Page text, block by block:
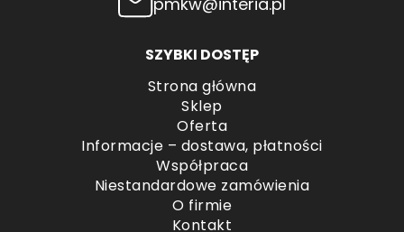
SZYBKI DOSTĘP
Strona główna
Sklep
Oferta
Informacje – dostawa, płatności
Współpraca
Niestandardowe zamówienia
O firmie
Kontakt